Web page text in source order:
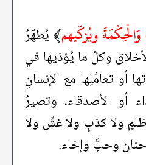
ويُزكّيهم﴾ يُطهّرُ
وكلِّ ما يُؤذيها في
أو تعامُلِها مع الإنسانِ
أو الأصدقاء، وتصيرُ
ولا كذبٍ ولا غشٍّ ولا
وحبٌّ وإخاء.